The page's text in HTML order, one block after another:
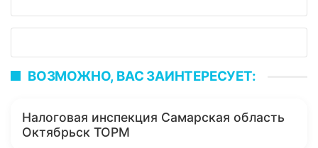
ВОЗМОЖНО, ВАС ЗАИНТЕРЕСУЕТ:
Налоговая инспекция Самарская область
Октябрьск ТОРМ